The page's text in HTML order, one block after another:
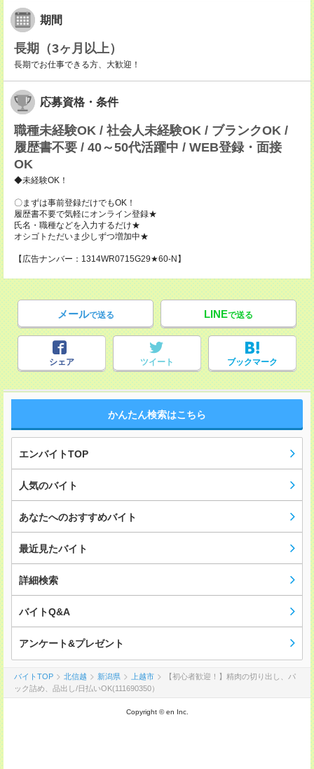
期間
長期（3ヶ月以上）
長期でお仕事できる方、大歓迎！
応募資格・条件
職種未経験OK / 社会人未経験OK / ブランクOK /
履歴書不要 / 40～50代活躍中 / WEB登録・面接
OK
◆未経験OK！
〇まずは事前登録だけでもOK！
履歴書不要で気軽にオンライン登録★
氏名・職種などを入力するだけ★
オシゴトただいま少しずつ増加中★
【広告ナンバー：1314WR0715G29★60-N】
メールで送る LINEで送る
シェア ツイート ブックマーク
かんたん検索はこちら
エンバイトTOP
人気のバイト
あなたへのおすすめバイト
最近見たバイト
詳細検索
バイトQ&A
アンケート&プレゼント
バイトTOP 北信越 新潟県 上越市
【初心者歓迎！】精肉の切り出し、パ
ック詰め、品出し/日払いOK(111690350）
Copyright © en Inc.